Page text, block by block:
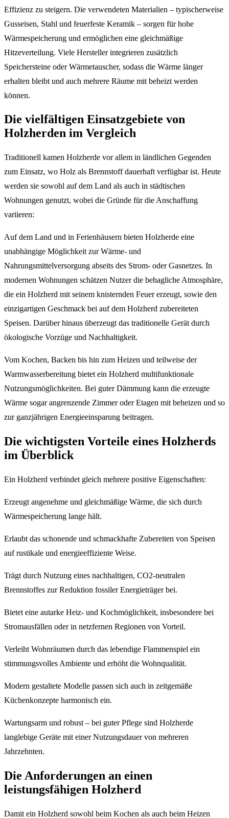
Effizienz zu steigern. Die verwendeten Materialien – typischerweise
Gusseisen, Stahl und feuerfeste Keramik – sorgen für hohe
Wärmespeicherung und ermöglichen eine gleichmäßige
Hitzeverteilung. Viele Hersteller integrieren zusätzlich
Speichersteine oder Wärmetauscher, sodass die Wärme länger
erhalten bleibt und auch mehrere Räume mit beheizt werden
können.
Die vielfältigen Einsatzgebiete von
Holzherden im Vergleich
Traditionell kamen Holzherde vor allem in ländlichen Gegenden
zum Einsatz, wo Holz als Brennstoff dauerhaft verfügbar ist. Heute
werden sie sowohl auf dem Land als auch in städtischen
Wohnungen genutzt, wobei die Gründe für die Anschaffung
variieren:
Auf dem Land und in Ferienhäusern bieten Holzherde eine
unabhängige Möglichkeit zur Wärme- und
Nahrungsmittelversorgung abseits des Strom- oder Gasnetzes. In
modernen Wohnungen schätzen Nutzer die behagliche Atmosphäre,
die ein Holzherd mit seinem knisternden Feuer erzeugt, sowie den
einzigartigen Geschmack bei auf dem Holzherd zubereiteten
Speisen. Darüber hinaus überzeugt das traditionelle Gerät durch
ökologische Vorzüge und Nachhaltigkeit.
Vom Kochen, Backen bis hin zum Heizen und teilweise der
Warmwasserbereitung bietet ein Holzherd multifunktionale
Nutzungsmöglichkeiten. Bei guter Dämmung kann die erzeugte
Wärme sogar angrenzende Zimmer oder Etagen mit beheizen und so
zur ganzjährigen Energieeinsparung beitragen.
Die wichtigsten Vorteile eines Holzherds
im Überblick
Ein Holzherd verbindet gleich mehrere positive Eigenschaften:
Erzeugt angenehme und gleichmäßige Wärme, die sich durch
Wärmespeicherung lange hält.
Erlaubt das schonende und schmackhafte Zubereiten von Speisen
auf rustikale und energieeffiziente Weise.
Trägt durch Nutzung eines nachhaltigen, CO2-neutralen
Brennstoffes zur Reduktion fossiler Energieträger bei.
Bietet eine autarke Heiz- und Kochmöglichkeit, insbesondere bei
Stromausfällen oder in netzfernen Regionen von Vorteil.
Verleiht Wohnräumen durch das lebendige Flammenspiel ein
stimmungsvolles Ambiente und erhöht die Wohnqualität.
Modern gestaltete Modelle passen sich auch in zeitgemäße
Küchenkonzepte harmonisch ein.
Wartungsarm und robust – bei guter Pflege sind Holzherde
langlebige Geräte mit einer Nutzungsdauer von mehreren
Jahrzehnten.
Die Anforderungen an einen
leistungsfähigen Holzherd
Damit ein Holzherd sowohl beim Kochen als auch beim Heizen